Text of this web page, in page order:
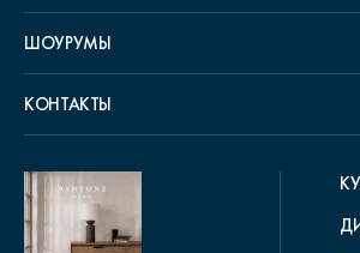
ШОУРУМЫ
КОНТАКТЫ